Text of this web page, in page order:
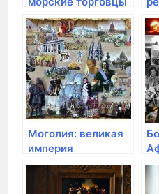
и открытие
Британии
Моголия: великая
империя
Чингисхана и его
наследники